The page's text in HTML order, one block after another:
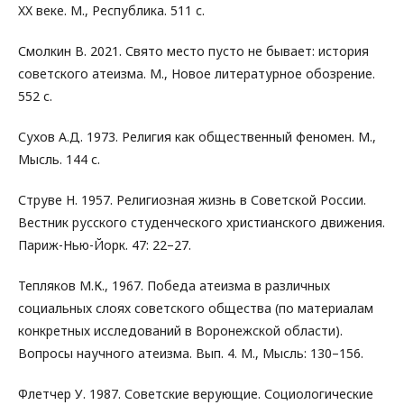
XX веке. М., Республика. 511 с.
Смолкин В. 2021. Свято место пусто не бывает: история
советского атеизма. М., Новое литературное обозрение.
552 с.
Сухов А.Д. 1973. Религия как общественный феномен. М.,
Мысль. 144 с.
Струве Н. 1957. Религиозная жизнь в Советской России.
Вестник русского студенческого христианского движения.
Париж-Нью-Йорк. 47: 22–27.
Тепляков М.К., 1967. Победа атеизма в различных
социальных слоях советского общества (по материалам
конкретных исследований в Воронежской области).
Вопросы научного атеизма. Вып. 4. М., Мысль: 130–156.
Флетчер У. 1987. Советские верующие. Социологические